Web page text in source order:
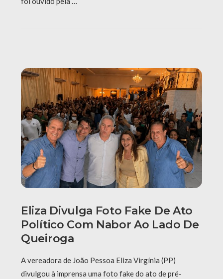
Eliza Divulga Foto Fake De Ato
Político Com Nabor Ao Lado De
Queiroga
A vereadora de João Pessoa Eliza Virgínia (PP)
divulgou à imprensa uma foto fake do ato de pré-